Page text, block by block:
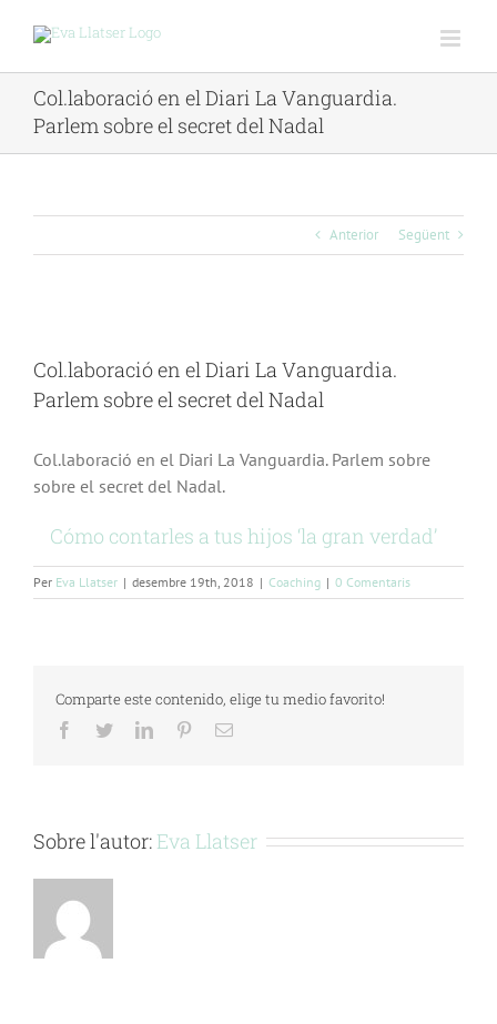
Col.laboració en el Diari La Vanguardia.
Parlem sobre el secret del Nadal
Anterior Següent
Image
Col.laboració en el Diari La Vanguardia.
Parlem sobre el secret del Nadal
Col.laboració en el Diari La Vanguardia. Parlem sobre
sobre el secret del Nadal.
Cómo contarles a tus hijos ‘la gran verdad’
Per Eva Llatser | desembre 19th, 2018 | Coaching | 0 Comentaris
Comparte este contenido, elige tu medio favorito!
Facebook
TwitterLinkedInPinterestEmail:
Sobre l'autor: Eva Llatser